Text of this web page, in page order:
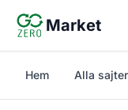
Market
Hem Alla sajter